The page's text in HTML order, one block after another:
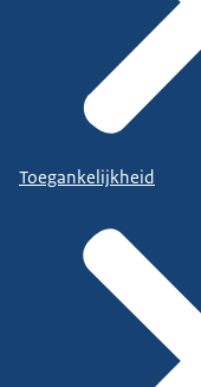
Toegankelijkheid